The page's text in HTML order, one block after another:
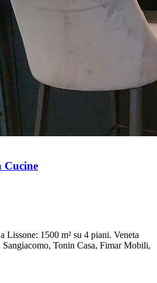
Cucine
Lissone: 1500 m² su 4 piani. Veneta
Tonin Casa, Fimar Mobili,